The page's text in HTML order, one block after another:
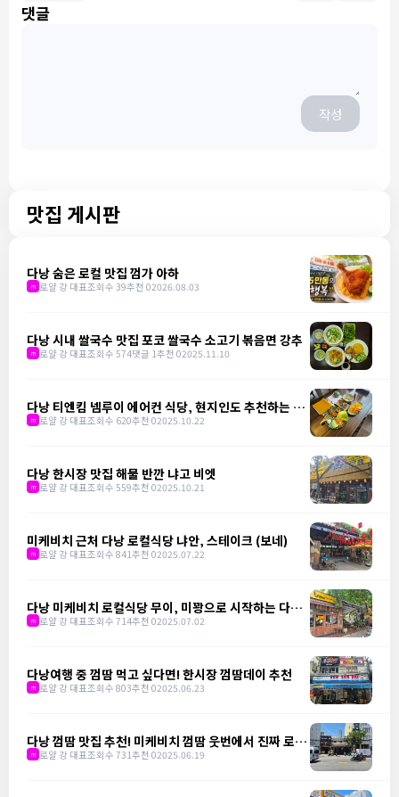
댓글
작성
맛집 게시판
다낭 숨은 로컬 맛집 껌가 아하
m 로얄 강 대표 조회수 39추천 02026.08.03
다낭 시내 쌀국수 맛집 포코 쌀국수 소고기 볶음면 강추
m 로얄 강 대표 조회수 574댓글 1추천 02025.11.10
다낭 티엔킴 넴루이 에어컨 식당, 현지인도 추천하는 맛
집
m 로얄 강 대표 조회수 620추천 02025.10.22
다낭 한시장 맛집 해물 반깐 냐고 비엣
m 로얄 강 대표 조회수 559추천 02025.10.21
미케비치 근처 다낭 로컬식당 냐안, 스테이크 (보네)
m 로얄 강 대표 조회수 841추천 02025.07.22
다낭 미케비치 로컬식당 무이, 미꽝으로 시작하는 다낭
의 하루
m 로얄 강 대표 조회수 714추천 02025.07.02
다낭여행 중 껌땀 먹고 싶다면! 한시장 껌땀데이 추천
m 로얄 강 대표 조회수 803추천 02025.06.23
다낭 껌땀 맛집 추천! 미케비치 껌땀 웃번에서 진짜 로컬
을 만나다
m 로얄 강 대표 조회수 731추천 02025.06.19